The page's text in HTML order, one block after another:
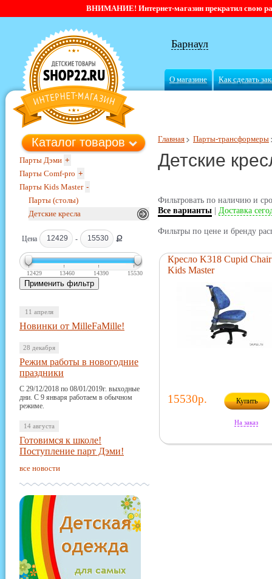
ВНИМАНИЕ! Интернет-магазин прекратил свою
Барнаул
О магазине Как сделать
Главная Парты-трансформеры
Детские
Фильтровать по наличию и
Все варианты
Доставка
Фильтры по цене и бренду
Каталог товаров
Парты Дэми +
Парты Comf-pro +
Парты Kids Master -
Парты (столы)
Детские кресла
Цена - Ք
12429 13460 14390 15530
11 апреля
Новинки от MilleFaMille!
28 декабря
Режим работы в новогодние
праздники
С 29/12/2018 по 08/01/2019г. выходные
дни. С 9 января работаем в обычном
режиме.
14 августа
Готовимся к школе!
Поступление парт Дэми!
все новости
Кресло K318 Cupid Chair
Kids Master
15530р. Купить
На заказ